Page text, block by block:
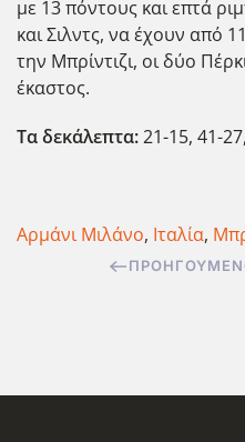
με 13 πόντους και επτά
και Σιλντς, να έχουν από
την Μπρίντιζι, οι δύο
έκαστος.
Τα δεκάλεπτα:21-15, 41-
Αρμάνι Μιλάνο, Ιταλία,